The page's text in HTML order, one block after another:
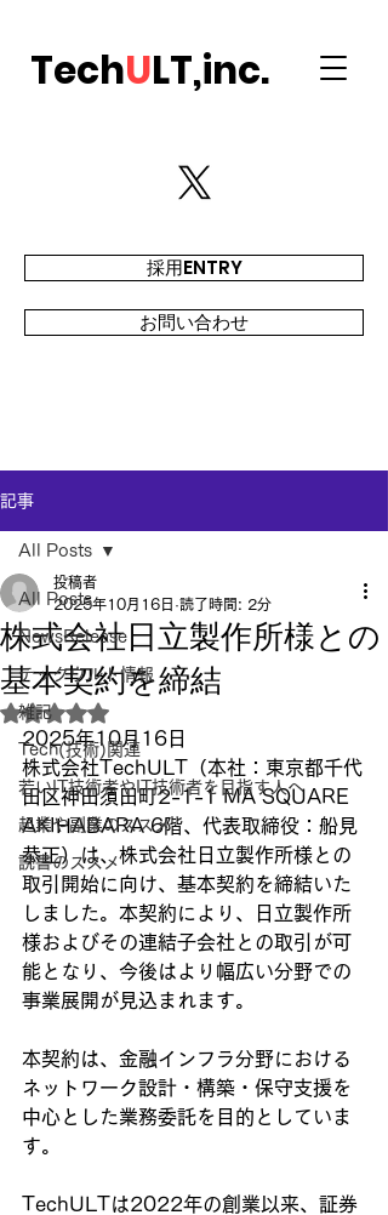
TechULT,inc.
採用ENTRY
お問い合わせ
記事
All Posts
NewsRelease
テックウルト情報
雑記
Tech(技術)関連
若いIT技術者やIT技術者を目指す人へ
起業や副業のススメ
読書のススメ
All Posts
株式会社日立製作所様との
基本契約を締結
投稿者
2025年10月16日 読了時間: 2分
5つ星のうちNaNと評価されています。
2025年10月16日
株式会社TechULT（本社：東京都千代
田区神田須田町2-1-1 MA SQUARE
AKIHABARA 6階、代表取締役：船見
恭正）は、株式会社日立製作所様との
取引開始に向け、基本契約を締結いた
しました。本契約により、日立製作所
様およびその連結子会社との取引が可
能となり、今後はより幅広い分野での
事業展開が見込まれます。
本契約は、金融インフラ分野における
ネットワーク設計・構築・保守支援を
中心とした業務委託を目的としていま
す。
TechULTは2022年の創業以来、証券